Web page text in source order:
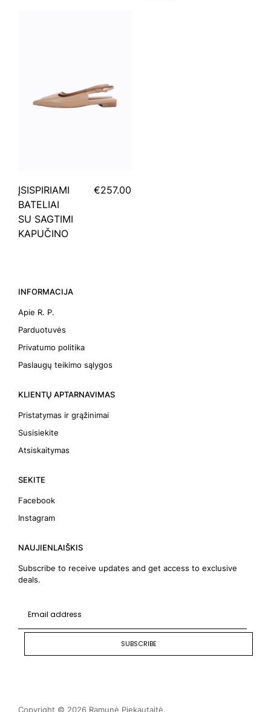
ĮSISPIRIAMI
BATELIAI
SU SAGTIMI
KAPUČINO
€257.00
INFORMACIJA
Apie R. P.
Parduotuvės
Privatumo politika
Paslaugų teikimo sąlygos
KLIENTŲ APTARNAVIMAS
Pristatymas ir grąžinimai
Susisiekite
Atsiskaitymas
SEKITE
Facebook
Instagram
NAUJIENLAIŠKIS
Subscribe to receive updates and get access to exclusive
deals.
SUBSCRIBE
Copyright © 2026 Ramunė Piekautaitė.